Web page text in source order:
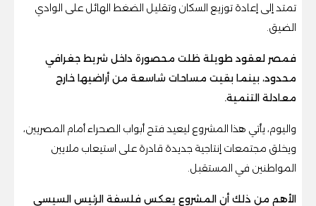
تمتد إلى إعادة توزيع السكان وتقليل الضغط الهائل على الوادي
الضيق.
فمصر لعقود طويلة ظلت محصورة داخل شريط جغرافي
محدود، بينما بقيت مساحات شاسعة من أراضيها خارج
معادلة التنمية.
واليوم، يأتي هذا المشروع ليعيد فتح أبواب الصحراء أمام المصريين،
ويخلق مجتمعات إنتاجية جديدة قادرة على استيعاب ملايين
المواطنين في المستقبل.
الأهم من ذلك أن المشروع يعكس فلسفة الرئيس السيسي